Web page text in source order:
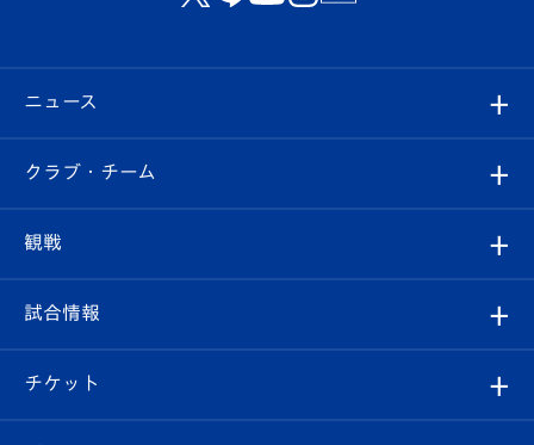
ニュース
すべて
クラブ
試合情報
クラブ・チーム
クラブ概要
エンブレム紹介
観戦
観戦ルール
はじめての観戦ガイド
試合情報
試合日程/結果
チケット